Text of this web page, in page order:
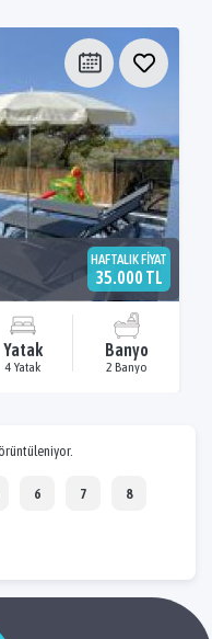
HAFTALIK FİYAT
35.000 TL
Yatak
4 Yatak
Banyo
2 Banyo
6 7 8